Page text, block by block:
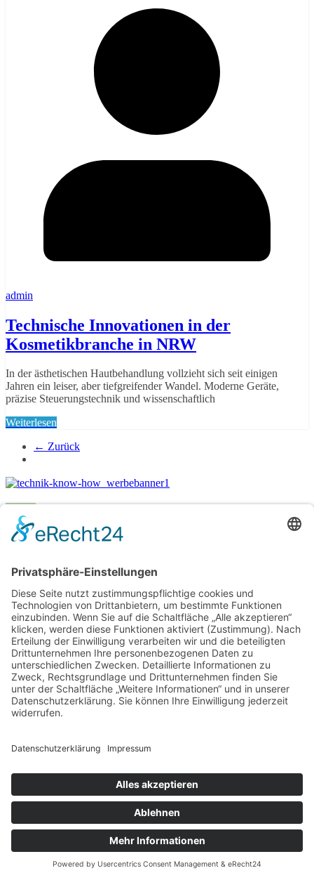
admin
Technische Innovationen in der
Kosmetikbranche in NRW
In der ästhetischen Hautbehandlung vollzieht sich seit einigen
Jahren ein leiser, aber tiefgreifender Wandel. Moderne Geräte,
präzise Steuerungstechnik und wissenschaftlich
Weiterlesen
← Zurück
Mehr als nur Klicks: Die Rolle von
Qualitätsjournalismus im digitalen Zeitalter